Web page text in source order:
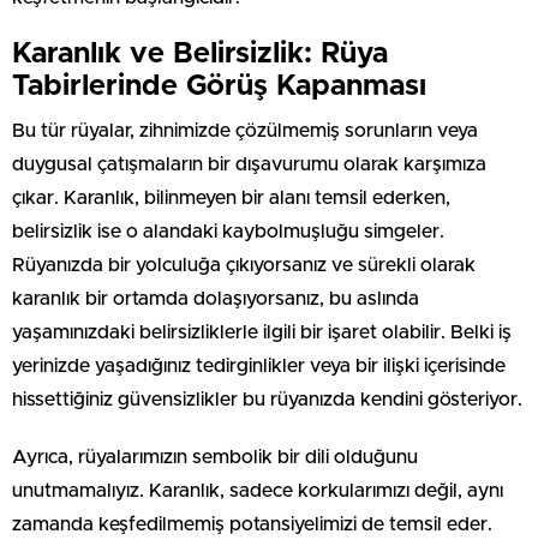
Karanlık ve Belirsizlik: Rüya
Tabirlerinde Görüş Kapanması
Bu tür rüyalar, zihnimizde çözülmemiş sorunların veya
duygusal çatışmaların bir dışavurumu olarak karşımıza
çıkar. Karanlık, bilinmeyen bir alanı temsil ederken,
belirsizlik ise o alandaki kaybolmuşluğu simgeler.
Rüyanızda bir yolculuğa çıkıyorsanız ve sürekli olarak
karanlık bir ortamda dolaşıyorsanız, bu aslında
yaşamınızdaki belirsizliklerle ilgili bir işaret olabilir. Belki iş
yerinizde yaşadığınız tedirginlikler veya bir ilişki içerisinde
hissettiğiniz güvensizlikler bu rüyanızda kendini gösteriyor.
Ayrıca, rüyalarımızın sembolik bir dili olduğunu
unutmamalıyız. Karanlık, sadece korkularımızı değil, aynı
zamanda keşfedilmemiş potansiyelimizi de temsil eder.